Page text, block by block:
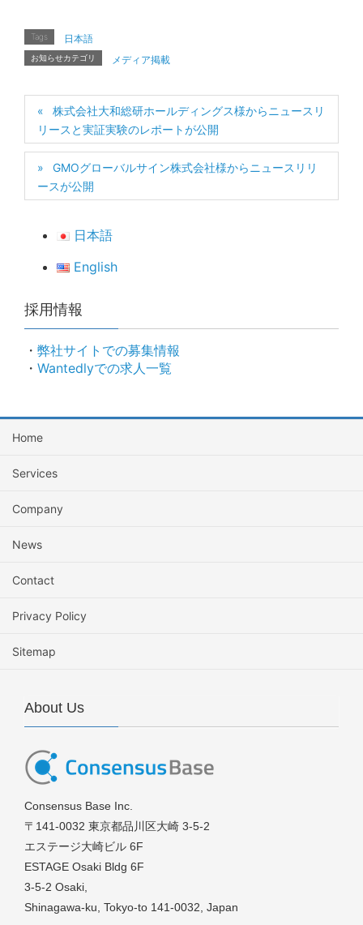
Tags 日本語
お知らせカテゴリ メディア掲載
株式会社大和総研ホールディングス様からニュースリ
リースと実証実験のレポートが公開
GMOグローバルサイン株式会社様からニュースリリ
ースが公開
日本語
English
採用情報
・ 弊社サイトでの募集情報
・ Wantedlyでの求人一覧
Home
Services
Company
News
Contact
Privacy Policy
Sitemap
About Us
Consensus Base Inc.
〒141-0032 東京都品川区大崎 3-5-2
エステージ大崎ビル 6F
ESTAGE Osaki Bldg 6F
3-5-2 Osaki,
Shinagawa-ku, Tokyo-to 141-0032, Japan